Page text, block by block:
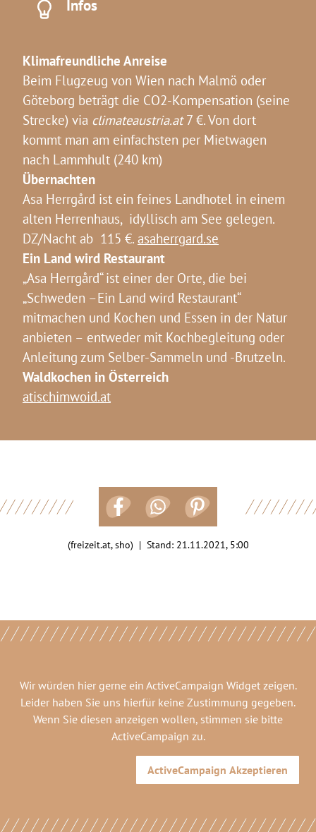
Infos
Klimafreundliche Anreise
Beim Flugzeug von Wien nach Malmö oder
Göteborg beträgt die CO2-Kompensation (seine
Strecke) via climateaustria.at7 €. Von dort
kommt man am einfachsten per Mietwagen
nach Lammhult (240 km)
Übernachten
Asa Herrgård ist ein feines Landhotel in einem
alten Herrenhaus, idyllisch am See gelegen.
DZ/Nacht ab 115 €. asaherrgard.se
Ein Land wird Restaurant
„Asa Herrgård“ ist einer der Orte, die bei
„Schweden –Ein Land wird Restaurant“
mitmachen und Kochen und Essen in der Natur
anbieten – entweder mit Kochbegleitung oder
Anleitung zum Selber-Sammeln und -Brutzeln.
Waldkochen in Österreich
atischimwoid.at
(freizeit.at, sho) | Stand: 21.11.2021, 5:00
Wir würden hier gerne ein ActiveCampaign Widgetzeigen.
Leider haben Sie uns hierfür keine Zustimmung gegeben.
Wenn Sie diesen anzeigen wollen, stimmen sie bitte
ActiveCampaign zu.
ActiveCampaign Akzeptieren